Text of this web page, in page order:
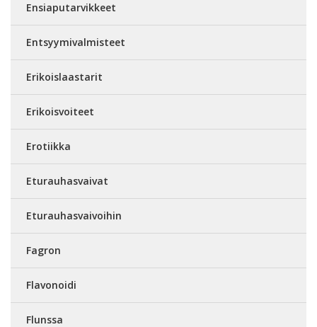
Ensiaputarvikkeet
Entsyymivalmisteet
Erikoislaastarit
Erikoisvoiteet
Erotiikka
Eturauhasvaivat
Eturauhasvaivoihin
Fagron
Flavonoidi
Flunssa